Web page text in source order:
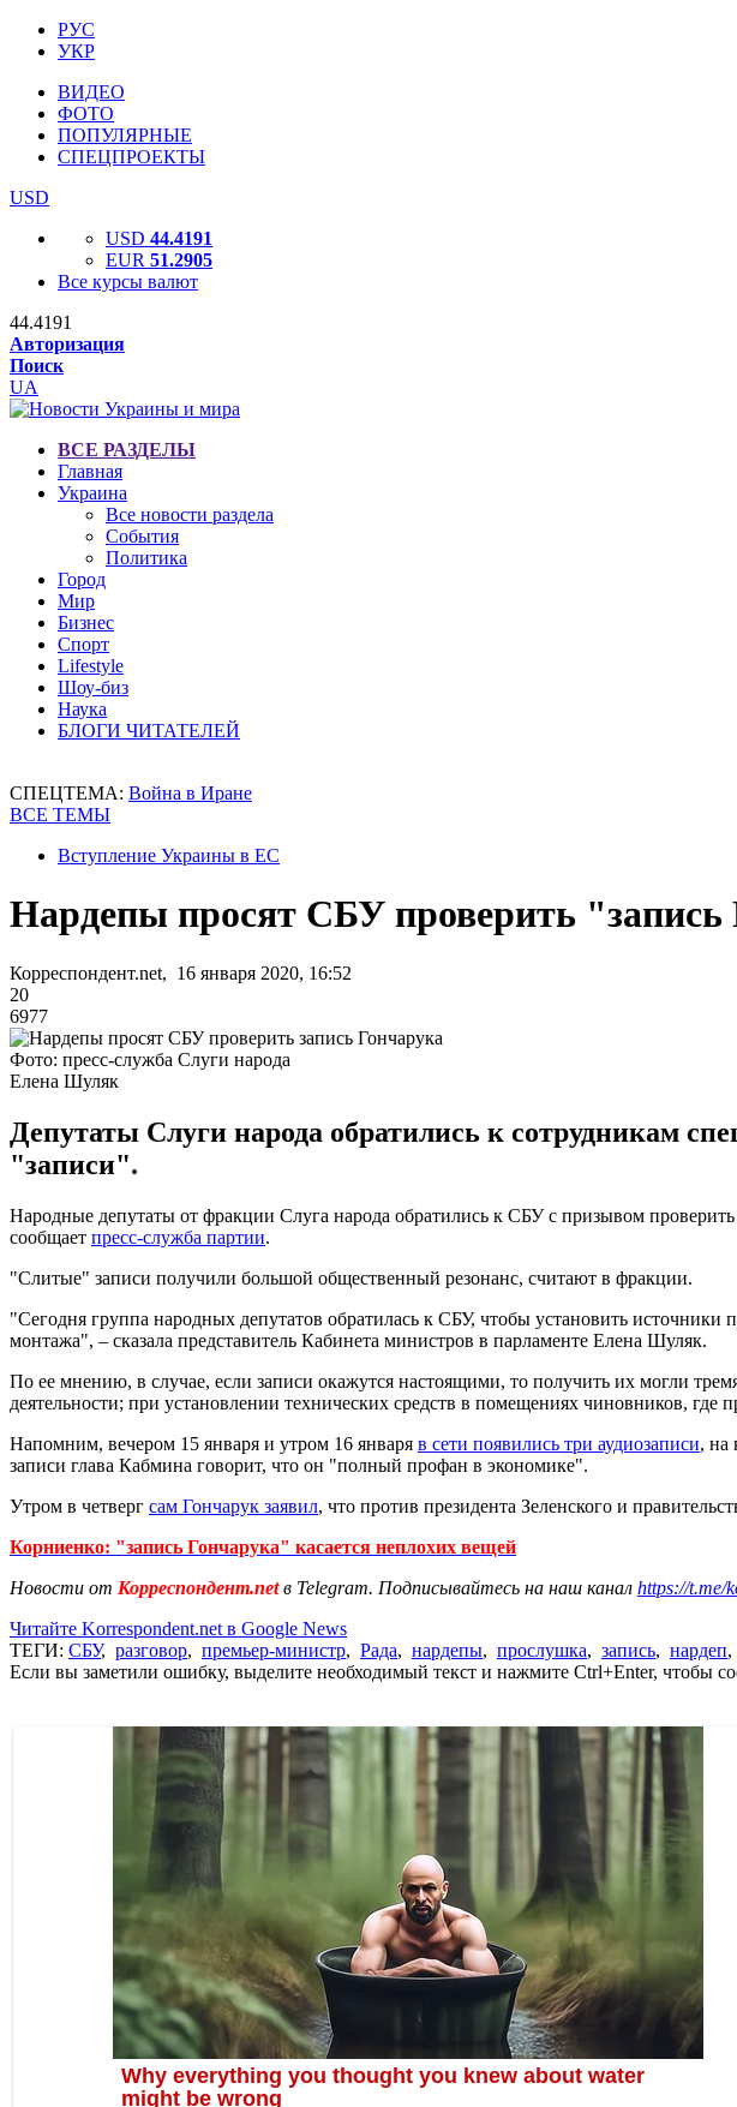
РУС
УКР
ВИДЕО
ФОТО
ПОПУЛЯРНЫЕ
СПЕЦПРОЕКТЫ
USD
USD 44.4191
EUR 51.2905
Все курсы валют
44.4191
Авторизация
Поиск
UA
ВСЕ РАЗДЕЛЫ
Главная
Украина
Все новости раздела
События
Политика
Город
Мир
Бизнес
Спорт
Lifestyle
Шоу-биз
Наука
БЛОГИ ЧИТАТЕЛЕЙ
СПЕЦТЕМА: Война в Иране
ВСЕ ТЕМЫ
Вступление Украины в ЕС
Нардепы просят СБУ проверить "запись
Корреспондент.net, 16 января 2020, 16:52
20
6977
Фото: пресс-служба Слуги народа
Елена Шуляк
Депутаты Слуги народа обратились к сотрудникам
"записи".
Народные депутаты от фракции Слуга народа обратились к СБУ с призывом
сообщает пресс-служба партии.
"Слитые" записи получили большой общественный резонанс, считают в фракции.
"Сегодня группа народных депутатов обратилась к СБУ, чтобы установить
монтажа", – сказала представитель Кабинета министров в парламенте Елена Шуляк.
По ее мнению, в случае, если записи окажутся настоящими, то получить их могли
деятельности; при установлении технических средств в помещениях чиновников, где
Напомним, вечером 15 января и утром 16 января в сети появились три аудиозаписи, на
записи глава Кабмина говорит, что он "полный профан в экономике".
Утром в четверг сам Гончарук заявил, что против президента Зеленского и
Корниенко: "запись Гончарука" касается неплохих вещей
Новости от Корреспондент.netв Telegram. Подписывайтесь на наш канал https://t.me/
Читайте Korrespondent.net в Google News
ТЕГИ: СБУ, разговор, премьер-министр, Рада, нардепы, прослушка, запись, нардеп,
Если вы заметили ошибку, выделите необходимый текст и нажмите Ctrl+Enter, чтобы